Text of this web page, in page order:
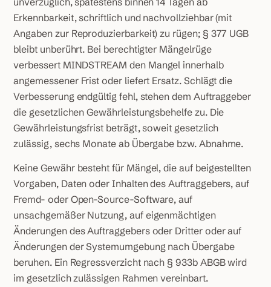
Erkennbarkeit, schriftlich und nachvollziehbar (mit
Angaben zur Reproduzierbarkeit) zu rügen; § 377 UGB
bleibt unberührt. Bei berechtigter Mängelrüge
verbessert MINDSTREAM den Mangel innerhalb
angemessener Frist oder liefert Ersatz. Schlägt die
Verbesserung endgültig fehl, stehen dem Auftraggeber
die gesetzlichen Gewährleistungsbehelfe zu. Die
Gewährleistungsfrist beträgt, soweit gesetzlich
zulässig, sechs Monate ab Übergabe bzw. Abnahme.
Keine Gewähr besteht für Mängel, die auf beigestellten
Vorgaben, Daten oder Inhalten des Auftraggebers, auf
Fremd- oder Open-Source-Software, auf
unsachgemäßer Nutzung, auf eigenmächtigen
Änderungen des Auftraggebers oder Dritter oder auf
Änderungen der Systemumgebung nach Übergabe
beruhen. Ein Regressverzicht nach § 933b ABGB wird
im gesetzlich zulässigen Rahmen vereinbart.